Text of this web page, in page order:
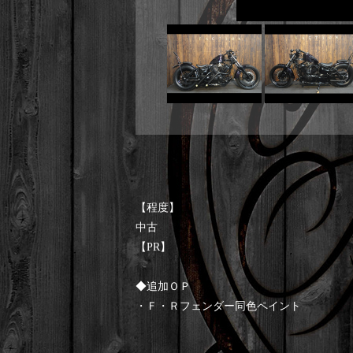
【程度】
中古
【PR】
◆追加ＯＰ
・Ｆ・Ｒフェンダー同色ペイント